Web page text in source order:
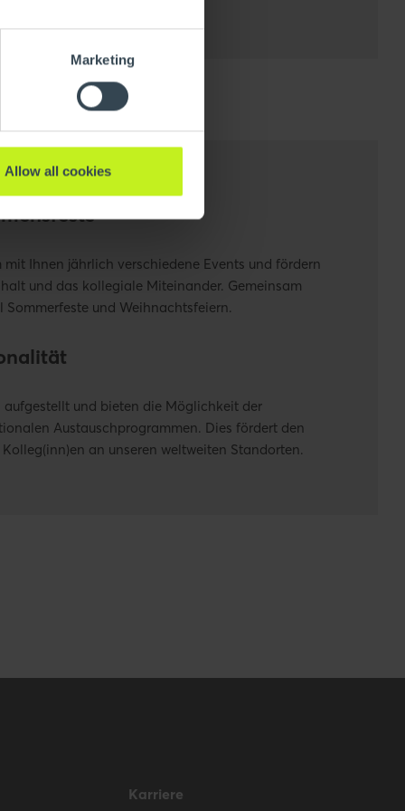
Marketing
Allow all cookies
Ihnen jährlich verschiedene Events und fördern
und das kollegiale Miteinander. Gemeinsam
Sommerfeste und Weihnachtsfeiern.
und bieten die Möglichkeit der
Austauschprogrammen. Dies fördert den
an unseren weltweiten Standorten.
Karriere